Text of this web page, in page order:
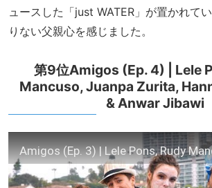
ュースした「just WATER」が置かれて
りない父親心を感じました。
第9位Amigos (Ep. 4) | Lele
Mancuso, Juanpa Zurita,
& Anwar Jibawi